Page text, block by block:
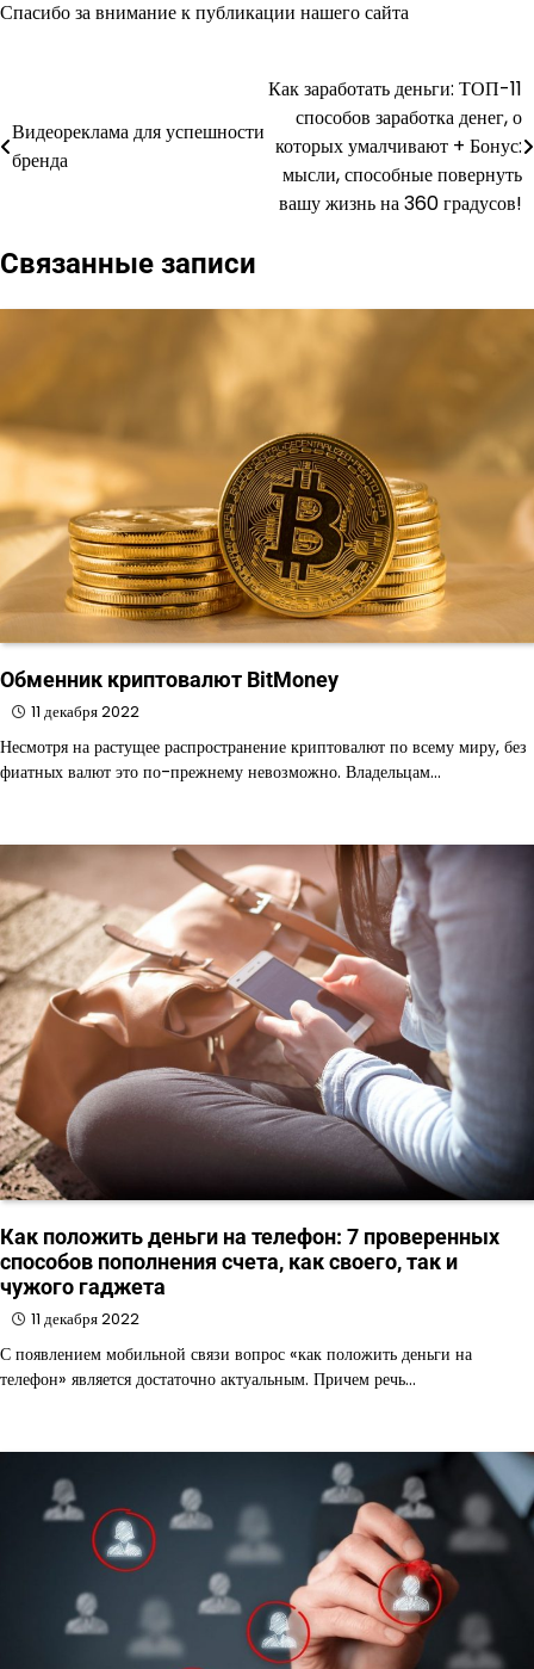
Спасибо за внимание к публикации нашего сайта
по
записям
Видеореклама для успешности
бренда
Как заработать деньги: ТОП-11
способов заработка денег, о
которых умалчивают + Бонус:
мысли, способные повернуть
вашу жизнь на 360 градусов!
Связанные записи
Обменник криптовалют BitMoney
11 декабря 2022
Несмотря на растущее распространение криптовалют по всему миру, без
фиатных валют это по-прежнему невозможно. Владельцам…
Как положить деньги на телефон: 7 проверенных
способов пополнения счета, как своего, так и
чужого гаджета
11 декабря 2022
С появлением мобильной связи вопрос «как положить деньги на
телефон» является достаточно актуальным. Причем речь…